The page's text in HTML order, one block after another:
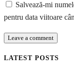
Salvează-mi
pentru data viitoare
LATEST POSTS